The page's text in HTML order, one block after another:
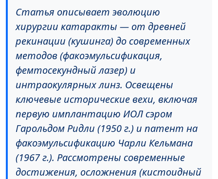
Статья описывает эволюцию
хирургии катаракты — от древней
рекинации (кушинга) до современных
методов (факоэмульсификация,
фемтосекундный лазер) и
интраокулярных линз. Освещены
ключевые исторические вехи, включая
первую имплантацию ИОЛ сэром
Гарольдом Ридли (1950 г.) и патент на
факоэмульсификацию Чарли Кельмана
(1967 г.). Рассмотрены современные
достижения, осложнения (кистоидный